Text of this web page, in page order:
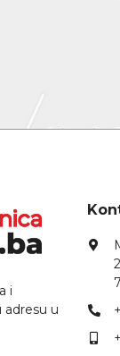
i
adresu u